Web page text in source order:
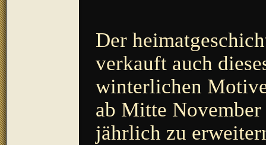
Der
verkauft auch
winterlichen
ab Mitte
jährlich zu